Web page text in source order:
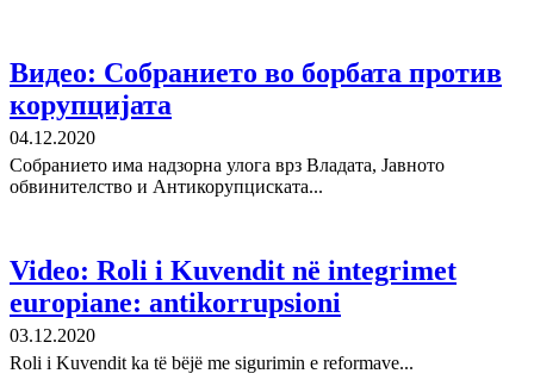
Видео: Собранието во борбата против
корупцијатa
04.12.2020
Собранието има надзорна улога врз Владата, Јавното
обвинителство и Антикорупциската...
Video: Roli i Kuvendit në integrimet
europiane: antikorrupsioni
03.12.2020
Roli i Kuvendit ka të bëjë me sigurimin e reformave...